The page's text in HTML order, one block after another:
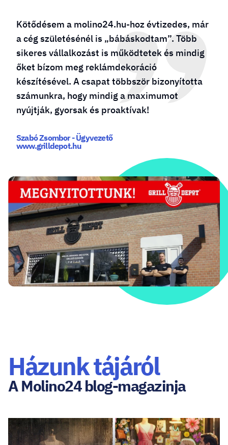
Kötődésem a molino24.hu-hoz évtizedes, már
a cég születésénél is „bábáskodtam”. Több
sikeres vállalkozást is működtetek és mindig
őket bízom meg reklámdekoráció
készítésével. A csapat többször bizonyította
számunkra, hogy mindig a maximumot
nyújtják, gyorsak és proaktívak!
Szabó Zsombor - Ügyvezető
www.grilldepot.hu
Házunk tájáról
A Molino24 blog-magazinja